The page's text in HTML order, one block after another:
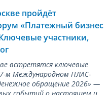
пройдёт
«Платежный бизнес
участники,
встретятся ключевые
м Международном ПЛАС-
обращение 2026» —